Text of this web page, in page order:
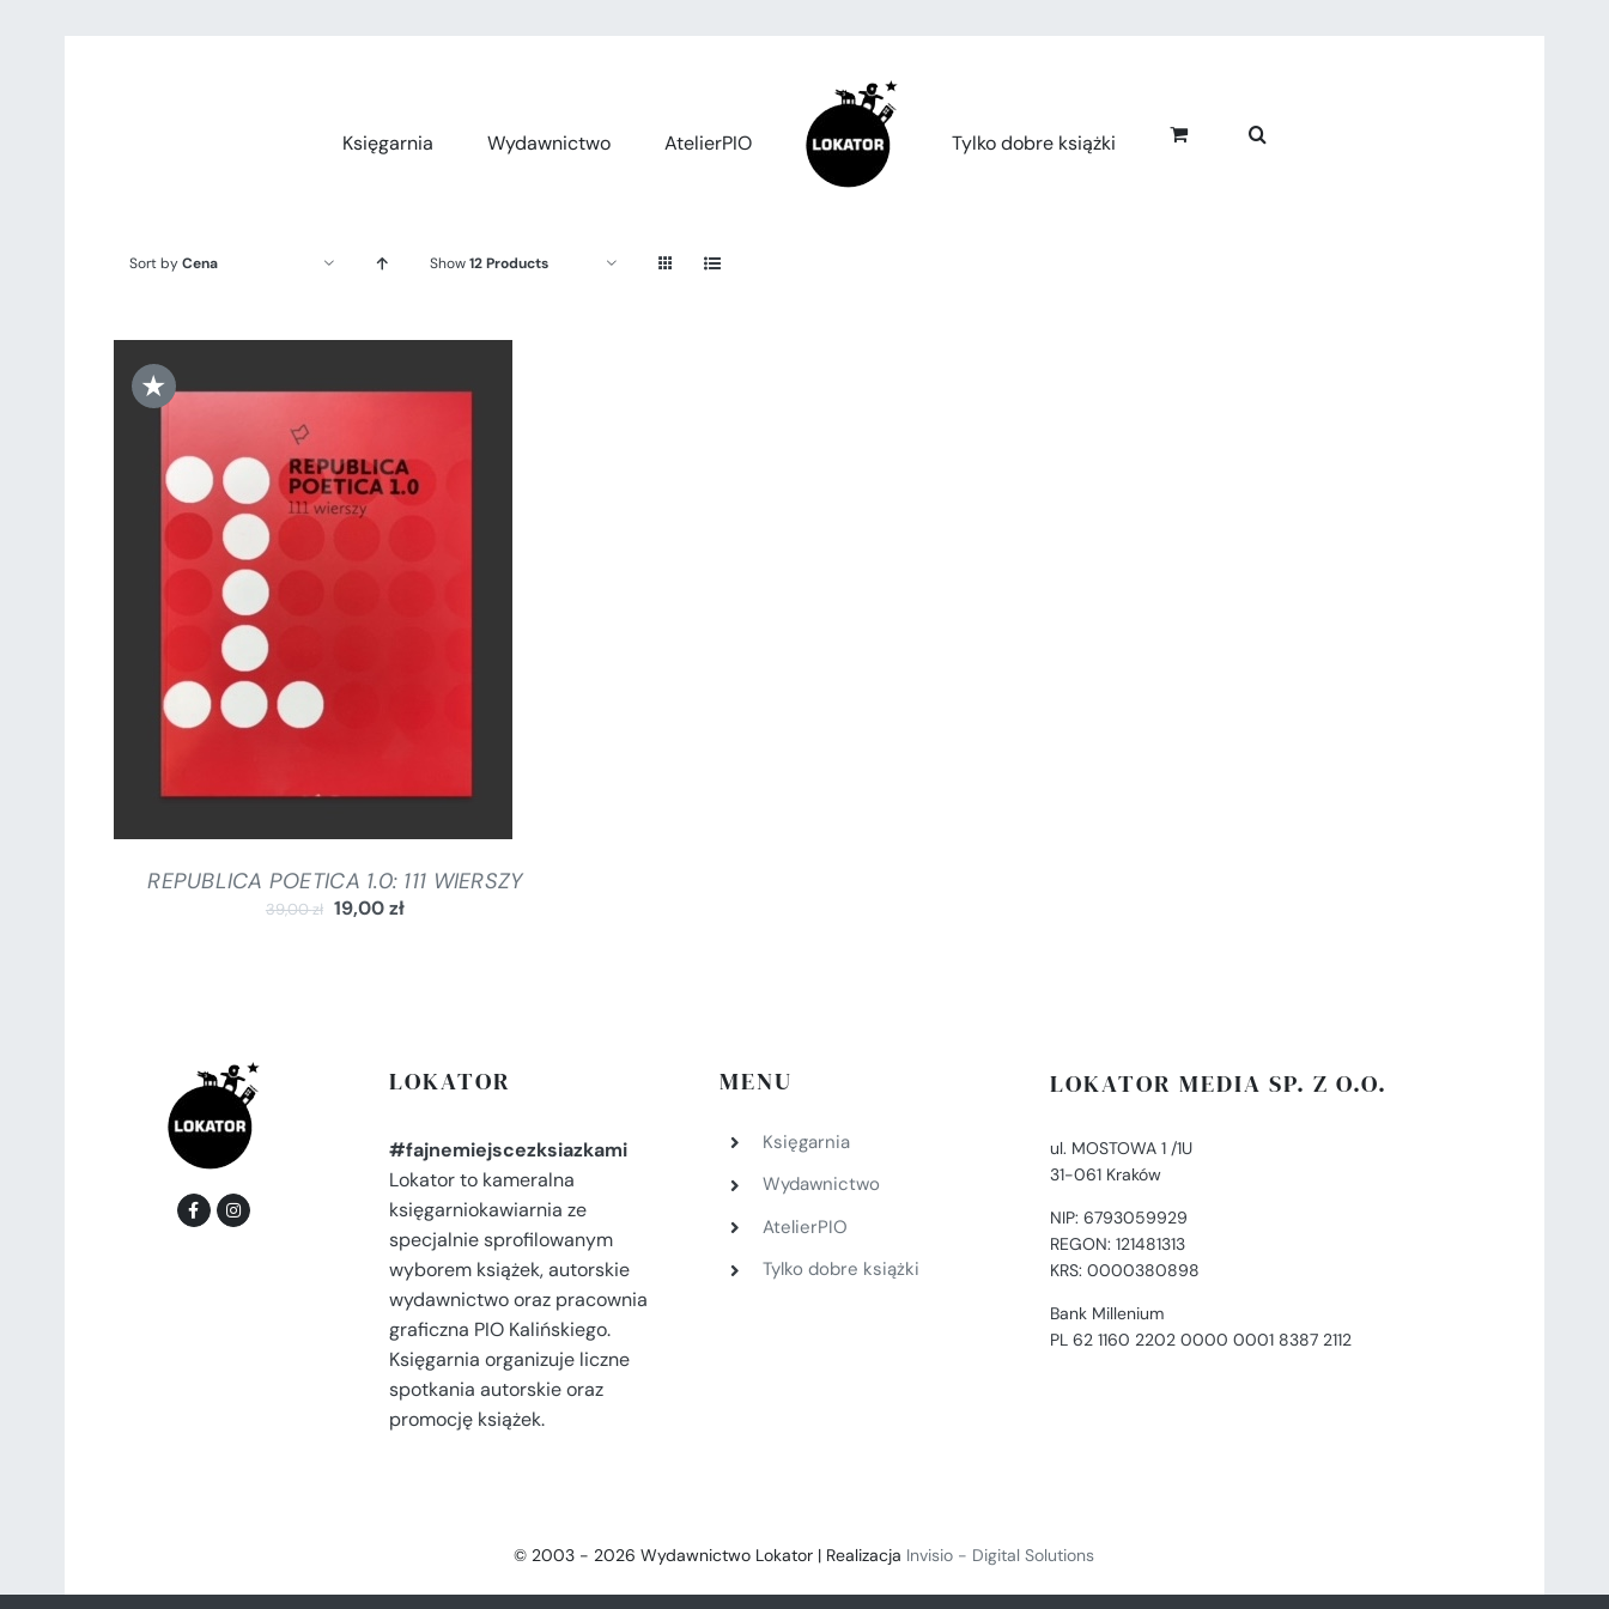
Księgarnia
Wydawnictwo AtelierPIO Tylko dobre książki
Sort byCena Show12 Products
★
DODAJ DO KOSZYKA
REPUBLICA POETICA 1.0: 111 WIERSZY
39,00zł 19,00zł
LOKATOR
#fajnemiejscezksiazkami
Lokator to kameralna
księgarniokawiarnia ze
specjalnie sprofilowanym
wyborem książek, autorskie
wydawnictwo oraz pracownia
graficzna PIO Kalińskiego.
Księgarnia organizuje liczne
spotkania autorskie oraz
promocję książek.
MENU
Księgarnia
Wydawnictwo
AtelierPIO
Tylko dobre książki
LOKATOR MEDIA SP. Z O.O.
ul. MOSTOWA 1 /1U
31-061 Kraków
NIP: 6793059929
REGON: 121481313
KRS: 0000380898
Bank Millenium
PL 62 1160 2202 0000 0001 8387 2112
© 2003 - 2026 Wydawnictwo Lokator | Realizacja Invisio - Digital Solutions